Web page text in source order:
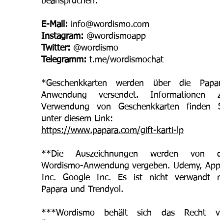
E-Mail: info@wordismo.com
Instagram: @wordismoapp
Twitter: @wordismo
Telegramm: t.me/wordismochat
*Geschenkkarten werden über die
Anwendung versendet. Informationen
Verwendung von Geschenkkarten finden
unter diesem Link:
https://www.papara.com/gift-karti-lp
**Die Auszeichnungen werden von
Wordismo-Anwendung vergeben. Udemy,
Inc. Google Inc. Es ist nicht verwandt
Papara und Trendyol.
***Wordismo behält sich das Recht